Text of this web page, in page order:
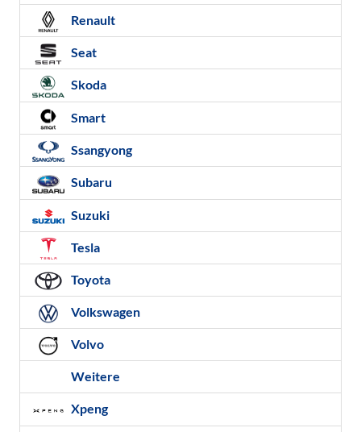
Renault
Seat
Skoda
Smart
Ssangyong
Subaru
Suzuki
Tesla
Toyota
Volkswagen
Volvo
Weitere
Xpeng